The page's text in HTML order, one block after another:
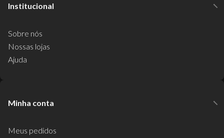
Institucional
Sobre nós
Nossas lojas
Ajuda
Minha conta
Meus pedidos